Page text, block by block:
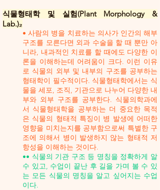
식물형태학 및 실험(Plant Morphology &
Lab.)₂
• 사람의 병을 치료하는 의사가 인간의 해부
구조를 모른다면 외과 수술을 할 때 뿐만 아
니라, 내과적인 치료를 할 때에도 다양한 이
론을 이해하는데 어려움이 크다. 이런 이유
로 식물의 외부 및 내부의 구조를 공부하는
형태학이 필수적이다. 식물형태학에서는 식
물을 세포, 조직, 기관으로 나누어 다양한 내
부와 외부 구조를 공부한다. 식물의학과에
서 식물형태학을 공부하는 더 중요한 목적
은 식물의 형태적 특징이 병 발생에 어떠한
영향을 미치는지를 공부함으로써 특별한 구
조에 의해서 병이 발생하지 않는 형태적 저
항성을 이해하는 것이다.
•• 식물의 기관 구조 등 명칭을 정확하게 알
수 있고, 수업이 끝난 후 길을 가며 볼 수 있
는 모든 식물의 명칭을 알고 싶어지는 수업
이다.